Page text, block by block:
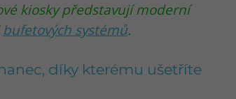
kiosky představují moderní
bufetových systémů.
díky kterému ušetříte